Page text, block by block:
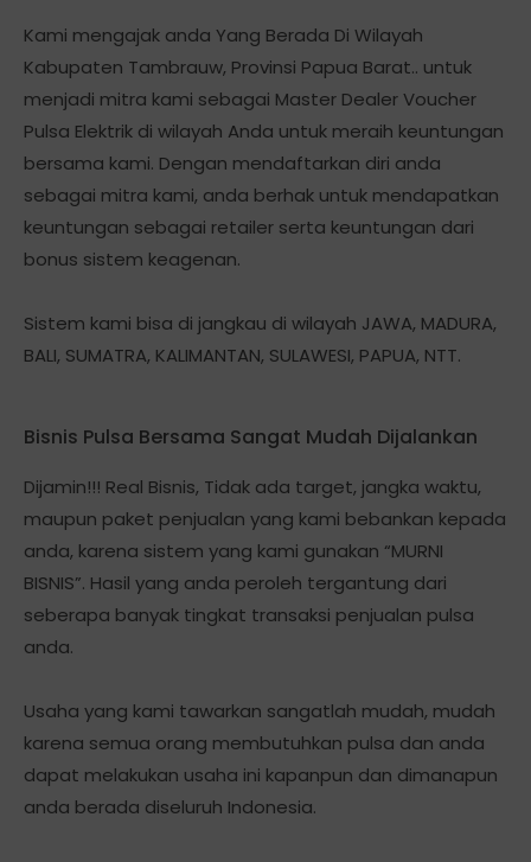
Kami mengajak anda Yang Berada Di Wilayah
Kabupaten Tambrauw, Provinsi Papua Barat.. untuk
menjadi mitra kami sebagai Master Dealer Voucher
Pulsa Elektrik di wilayah Anda untuk meraih keuntungan
bersama kami. Dengan mendaftarkan diri anda
sebagai mitra kami, anda berhak untuk mendapatkan
keuntungan sebagai retailer serta keuntungan dari
bonus sistem keagenan.
Sistem kami bisa di jangkau di wilayah JAWA, MADURA,
BALI, SUMATRA, KALIMANTAN, SULAWESI, PAPUA, NTT.
Bisnis Pulsa Bersama Sangat Mudah Dijalankan
Dijamin!!! Real Bisnis, Tidak ada target, jangka waktu,
maupun paket penjualan yang kami bebankan kepada
anda, karena sistem yang kami gunakan “MURNI
BISNIS”. Hasil yang anda peroleh tergantung dari
seberapa banyak tingkat transaksi penjualan pulsa
anda.
Usaha yang kami tawarkan sangatlah mudah, mudah
karena semua orang membutuhkan pulsa dan anda
dapat melakukan usaha ini kapanpun dan dimanapun
anda berada diseluruh Indonesia.